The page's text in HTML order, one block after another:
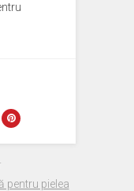
pentru pielea